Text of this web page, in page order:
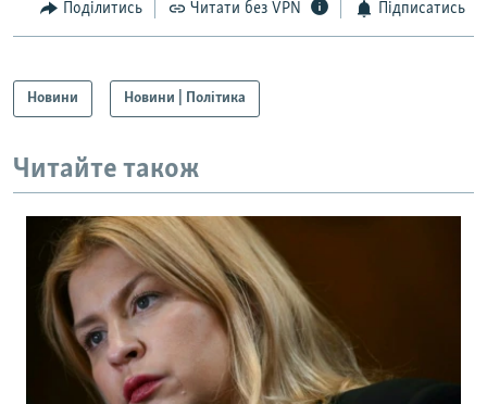
Поділитись Читати без VPN Підписатись
Новини Новини | Політика
Читайте також